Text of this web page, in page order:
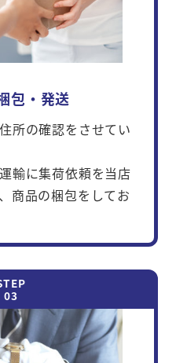
包・発送
所の確認をさせてい
輸に集荷依頼を当店
商品の梱包をしてお